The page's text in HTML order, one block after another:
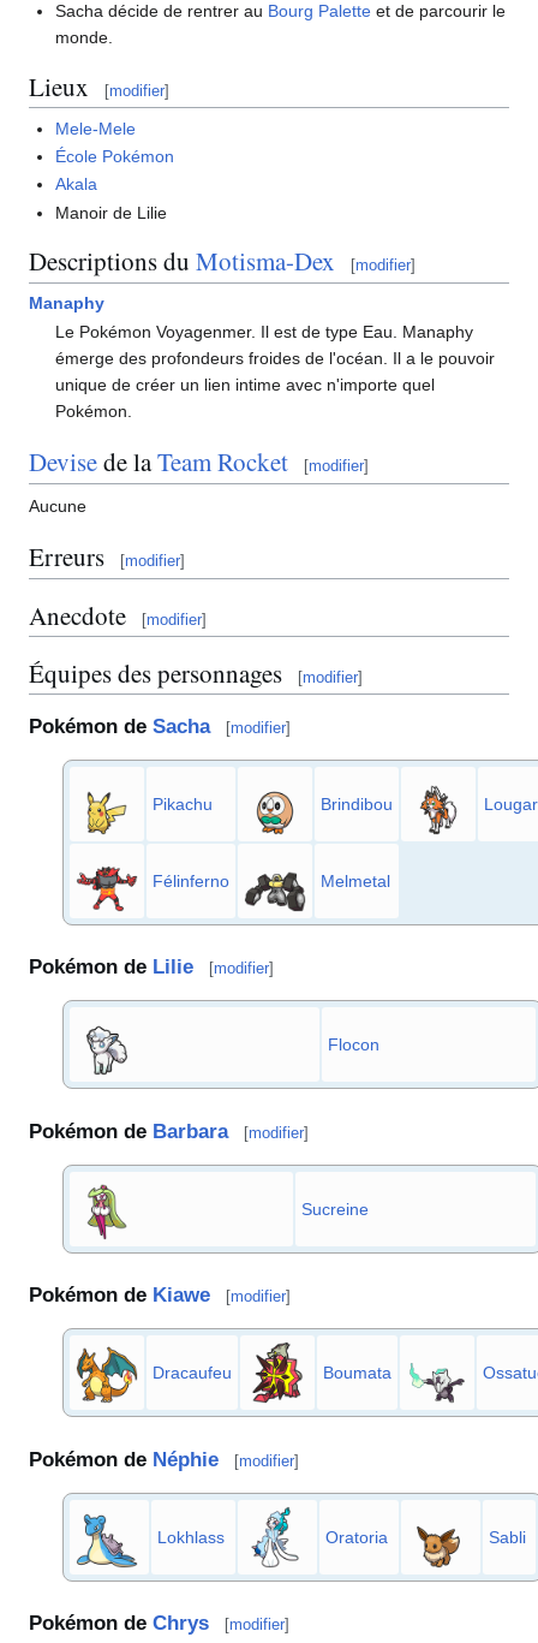
Sacha décide de rentrer au Bourg Palette et de parcourir le
monde.
Lieux [modifier]
Mele-Mele
École Pokémon
Akala
Manoir de Lilie
Descriptions du Motisma-Dex [modifier]
Manaphy
Le Pokémon Voyagenmer. Il est de type Eau. Manaphy
émerge des profondeurs froides de l'océan. Il a le pouvoir
unique de créer un lien intime avec n'importe quel
Pokémon.
Devisede laTeam Rocket [modifier]
Aucune
Erreurs [modifier]
Anecdote [modifier]
Équipes des personnages [modifier]
Pokémon de Sacha [modifier]
Pikachu Brindibou
Félinferno Melmetal
Pokémon de Lilie [modifier]
Flocon
Pokémon de Barbara [modifier]
Sucreine
Pokémon de Kiawe [modifier]
Dracaufeu Boumata
Pokémon de Néphie [modifier]
Lokhlass Oratoria Sabli
Pokémon de Chrys [modifier]